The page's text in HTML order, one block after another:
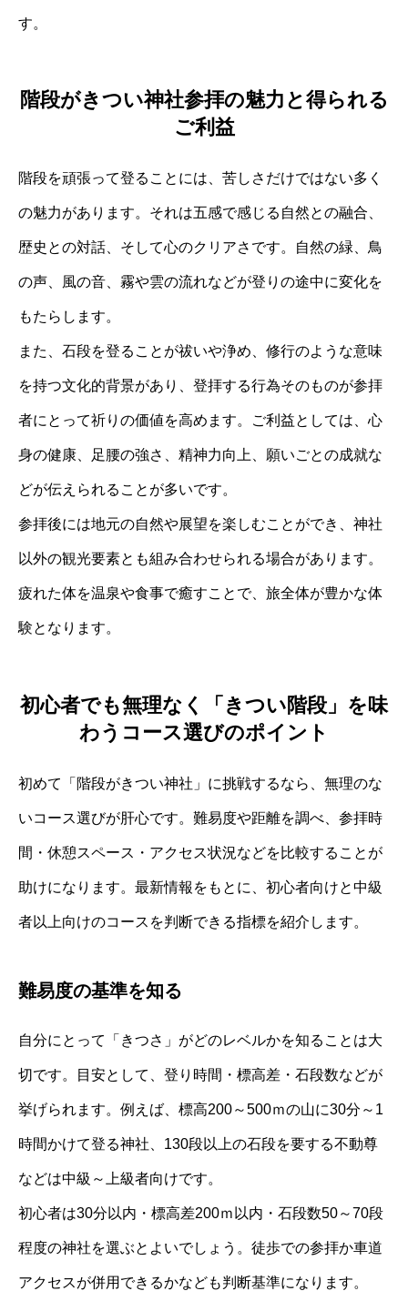
す。
階段がきつい神社参拝の魅力と得られる
ご利益
階段を頑張って登ることには、苦しさだけではない多く
の魅力があります。それは五感で感じる自然との融合、
歴史との対話、そして心のクリアさです。自然の緑、鳥
の声、風の音、霧や雲の流れなどが登りの途中に変化を
もたらします。
また、石段を登ることが祓いや浄め、修行のような意味
を持つ文化的背景があり、登拝する行為そのものが参拝
者にとって祈りの価値を高めます。ご利益としては、心
身の健康、足腰の強さ、精神力向上、願いごとの成就な
どが伝えられることが多いです。
参拝後には地元の自然や展望を楽しむことができ、神社
以外の観光要素とも組み合わせられる場合があります。
疲れた体を温泉や食事で癒すことで、旅全体が豊かな体
験となります。
初心者でも無理なく「きつい階段」を味
わうコース選びのポイント
初めて「階段がきつい神社」に挑戦するなら、無理のな
いコース選びが肝心です。難易度や距離を調べ、参拝時
間・休憩スペース・アクセス状況などを比較することが
助けになります。最新情報をもとに、初心者向けと中級
者以上向けのコースを判断できる指標を紹介します。
難易度の基準を知る
自分にとって「きつさ」がどのレベルかを知ることは大
切です。目安として、登り時間・標高差・石段数などが
挙げられます。例えば、標高200～500ｍの山に30分～1
時間かけて登る神社、130段以上の石段を要する不動尊
などは中級～上級者向けです。
初心者は30分以内・標高差200ｍ以内・石段数50～70段
程度の神社を選ぶとよいでしょう。徒歩での参拝か車道
アクセスが併用できるかなども判断基準になります。